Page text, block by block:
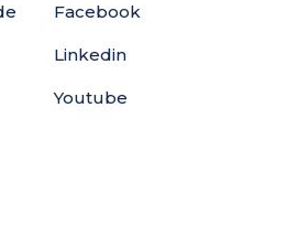
Facebook
Linkedin
Youtube